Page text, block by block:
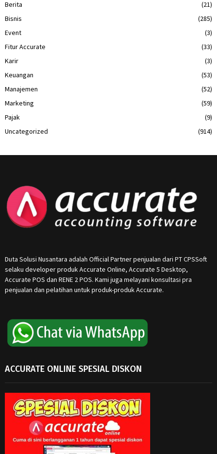
Berita
(21)
Bisnis
(285)
Event
(3)
Fitur Accurate
(33)
Karir
(3)
Keuangan
(53)
Manajemen
(52)
Marketing
(59)
Pajak
(9)
Uncategorized
(914)
Duta Solusi Nusantara adalah Official Partner penjualan dari PT CPSSoft
selaku developer produk Accurate Online, Accurate 5 Desktop,
Accurate POS dan RENE 2 POS. Kami juga melayani konsultasi pra
penjualan dan pelatihan untuk produk-produk Accurate.
ACCURATE ONLINE SPESIAL DISKON